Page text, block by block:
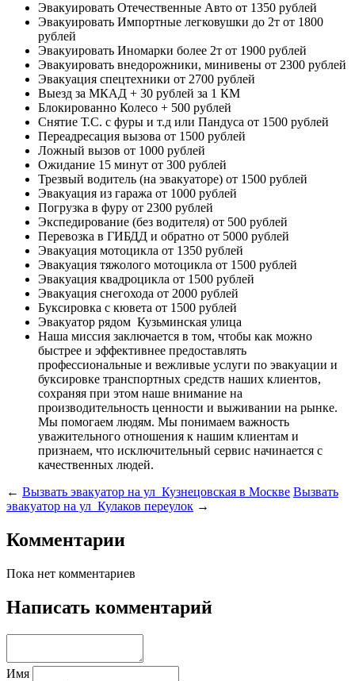
Эвакуировать Отечественные Авто от 1350 рублей
Эвакуировать Импортные легковушки до 2т от 1800
рублей
Эвакуировать Иномарки более 2т от 1900 рублей
Эвакуировать внедорожники, минивены от 2300 рублей
Эвакуация спецтехники от 2700 рублей
Выезд за МКАД + 30 рублей за 1 КМ
Блокированно Колесо + 500 рублей
Снятие Т.С. с фуры и т.д или Пандуса от 1500 рублей
Переадресация вызова от 1500 рублей
Ложный вызов от 1000 рублей
Ожидание 15 минут от 300 рублей
Трезвый водитель (на эвакуаторе) от 1500 рублей
Эвакуация из гаража от 1000 рублей
Погрузка в фуру от 2300 рублей
Экспедирование (без водителя) от 500 рублей
Перевозка в ГИБДД и обратно от 5000 рублей
Эвакуация мотоцикла от 1350 рублей
Эвакуация тяжолого мотоцикла от 1500 рублей
Эвакуация квадроцикла от 1500 рублей
Эвакуация снегохода от 2000 рублей
Буксировка с кювета от 1500 рублей
Эвакуатор рядом Кузьминская улица
Наша миссия заключается в том, чтобы как можно
быстрее и эффективнее предоставлять
профессиональные и вежливые услуги по эвакуации и
буксировке транспортных средств наших клиентов,
сохраняя при этом наше внимание на
производительность ценности и выживании на рынке.
Мы помогаем людям. Мы понимаем важность
уважительного отношения к нашим клиентам и
признаем, что исключительный сервис начинается с
качественных людей.
← Вызвать эвакуатор на ул Кузнецовская в Москве Вызвать
эвакуатор на ул Кулаков переулок →
Комментарии
Пока нет комментариев
Написать комментарий
Имя